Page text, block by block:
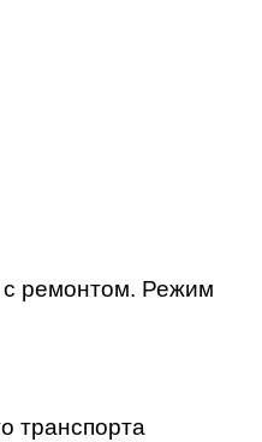
с ремонтом. Режим
транспорта